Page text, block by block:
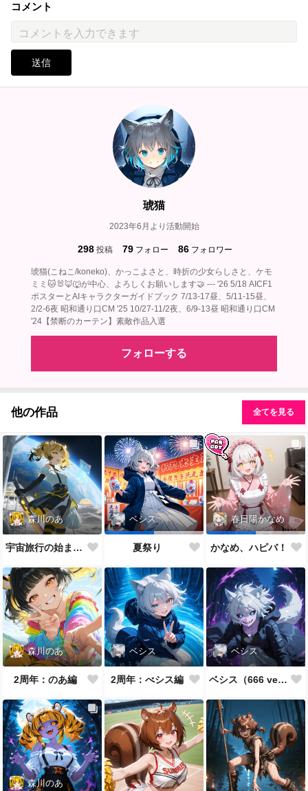
コメント
送信
琥猫
2023年6月より活動開始
298 投稿 79 フォロー 86 フォロワー
琥猫(こねこ/koneko)、かっこよさと、時折の少女らしさと、ケモ
ミミ🐱🐰🦊🐺が中心、よろしくお願いします🤝 --- '26 5/18 AICF1
ポスターとAIキャラクターガイドブック 7/13-17昼、5/11-15昼、
2/2-6夜 昭和通り口CM '25 10/27-11/2夜、6/9-13昼 昭和通り口CM
'24【禁断のカーテン】素敵作品入選
フォローする
他の作品 全てを見る
森川のあ
宇宙旅行の始まり ― 虎耳の旅人
ベシス
夏祭り
春日陽かなめ
かなめ、ハピバ！
森川のあ
2周年：のあ編
ベシス
2周年：べシス編
ベシス
ベシス（666 ver.）
森川のあ